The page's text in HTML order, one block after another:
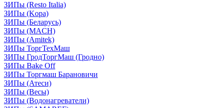
ЗИПы (Resto Italia)
ЗИПы (Kopa)
ЗИПы (Беларусь)
ЗИПы (MACH)
ЗИПы (Amitek)
ЗИПы ТоргТехМаш
ЗИПы ГродТоргМаш (Гродно)
ЗИПы Bake Off
ЗИПы Торгмаш Барановичи
ЗИПы (Атеси)
ЗИПы (Весы)
ЗИПы (Водонагреватели)